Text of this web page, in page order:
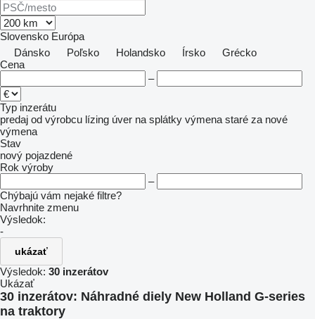
Slovensko Európa
Dánsko
Poľsko Holandsko Írsko
Grécko
Cena
–
Typ inzerátu
predaj od výrobcu lízing úver na splátky výmena staré za nové
výmena
Stav
nový pojazdené
Rok výroby
–
Chýbajú vám nejaké filtre?
Navrhnite zmenu
Výsledok:
-
ukázať
Výsledok: 30 inzerátov
Ukázať
30 inzerátov: Náhradné diely New Holland G-series
na traktory